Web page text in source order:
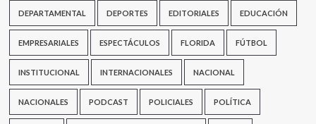
DEPARTAMENTAL DEPORTES EDITORIALES EDUCACIÓN
EMPRESARIALES ESPECTÁCULOS FLORIDA FÚTBOL
INSTITUCIONAL INTERNACIONALES NACIONAL
NACIONALES PODCAST POLICIALES POLÍTICA